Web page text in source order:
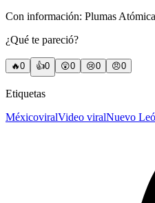
Con información: Plumas
¿Qué te pareció?
🔥0 👍0 😲0 😢0 😠0
Etiquetas
MéxicoviralVideo viralNuevo